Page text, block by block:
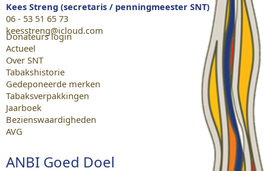
Kees Streng (secretaris / penningmeester SNT)
06 - 53 51 65 73
keesstreng@icloud.com
Donateurs login
Actueel
Over SNT
Tabakshistorie
Gedeponeerde merken
Tabaksverpakkingen
Jaarboek
Bezienswaardigheden
AVG
ANBI Goed Doel